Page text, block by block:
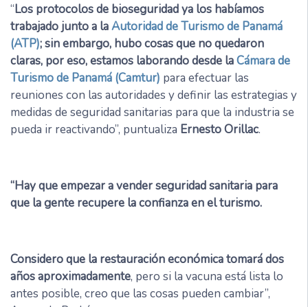
“Los protocolos de bioseguridad ya los habíamos
trabajado junto a laAutoridad de Turismo de Panamá
(ATP); sin embargo, hubo cosas que no quedaron
claras, por eso, estamos laborando desde laCámara de
Turismo de Panamá (Camtur) para efectuar las
reuniones con las autoridades y definir las estrategias y
medidas de seguridad sanitarias para que la industria se
pueda ir reactivando”, puntualiza Ernesto Orillac.
“Hay que empezar a vender seguridad sanitaria para
que la gente recupere la confianza en el turismo.
Considero que la restauración económica tomará dos
años aproximadamente, pero si la vacuna está lista lo
antes posible, creo que las cosas pueden cambiar”,